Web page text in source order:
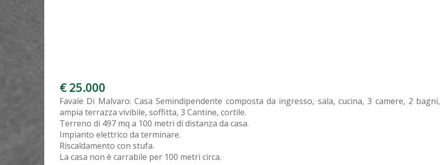
€ 25.000
Favale Di Malvaro: Casa Semindipendente composta da ingresso, sala, cucina, 3 camere, 2
ampia terrazza vivibile, soffitta, 3 Cantine, cortile.
Terreno di 497 mq a 100 metri di distanza da casa.
Impianto elettrico da terminare.
Riscaldamento con stufa.
La casa non è carrabile per 100 metri circa.